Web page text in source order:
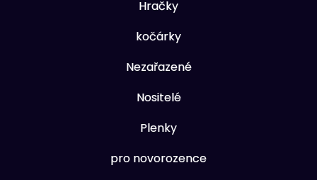
Hračky
kočárky
Nezařazené
Nositelé
Plenky
pro novorozence